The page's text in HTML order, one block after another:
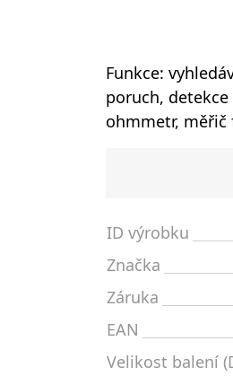
Funkce:
poruch,
ohmmetr, měřič
ID výrobku
Značka
Záruka
EAN
Velikost balení